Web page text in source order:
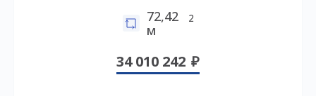
72,42
м
2
34 010 242